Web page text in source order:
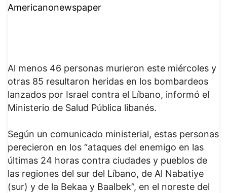
Americanonewspaper
Al menos 46 personas murieron este miércoles y
otras 85 resultaron heridas en los bombardeos
lanzados por Israel contra el Líbano, informó el
Ministerio de Salud Pública libanés.
Según un comunicado ministerial, estas personas
perecieron en los “ataques del enemigo en las
últimas 24 horas contra ciudades y pueblos de
las regiones del sur del Líbano, de Al Nabatiye
(sur) y de la Bekaa y Baalbek”, en el noreste del